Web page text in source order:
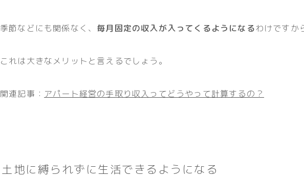
季節などにも関係なく、 毎月固定の収入が入ってくるようになるわけですか
これは大きなメリットと言えるでしょう。
関連記事： アパート経営の手取り収入ってどうやって計算するの？
土地に縛られずに生活できるようになる